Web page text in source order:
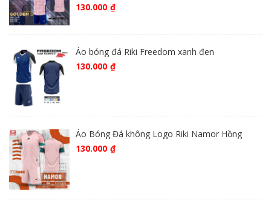
130.000 ₫
Áo bóng đá Riki Freedom xanh đen
130.000 ₫
Áo Bóng Đá không Logo Riki Namor Hồng
130.000 ₫